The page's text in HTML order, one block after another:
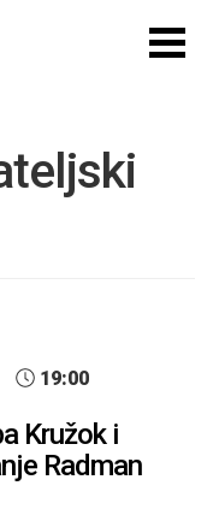
19:00
Kružok i
Radman